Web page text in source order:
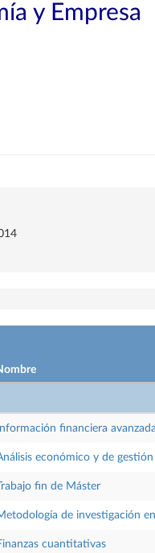
y Empresa
Información financiera
económico y de
Trabajo fin de Máster
de investigación
cuantitativas